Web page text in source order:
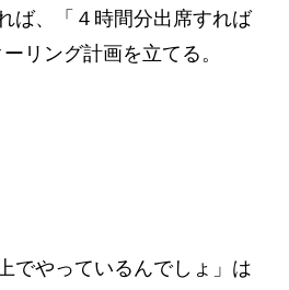
ば、「４時間分出席すれば
リング計画を立てる。
でやっているんでしょ」は